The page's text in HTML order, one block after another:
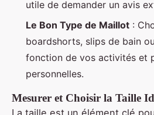
utile de demander un avis
Le Bon Type de Maillot :
boardshorts, slips de bain
fonction de vos activités et
personnelles.
Mesurer et Choisir la Taille
La taille est un élément clé